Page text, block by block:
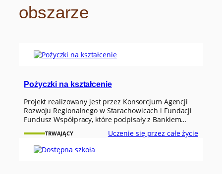
obszarze
Pożyczki na kształcenie
Projekt realizowany jest przez Konsorcjum Agencji
Rozwoju Regionalnego w Starachowicach i Fundacji
Fundusz Współpracy, które podpisały z Bankiem…
TRWAJĄCY Uczenie się przez całe życie